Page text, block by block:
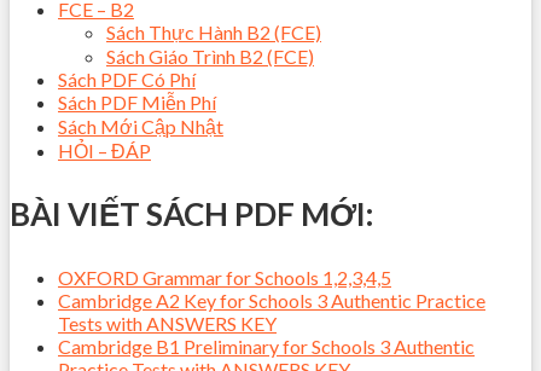
FCE – B2
Sách Thực Hành B2 (FCE)
Sách Giáo Trình B2 (FCE)
Sách PDF Có Phí
Sách PDF Miễn Phí
Sách Mới Cập Nhật
HỎI – ĐÁP
BÀI VIẾT SÁCH PDF MỚI:
OXFORD Grammar for Schools 1,2,3,4,5
Cambridge A2 Key for Schools 3 Authentic Practice
Tests with ANSWERS KEY
Cambridge B1 Preliminary for Schools 3 Authentic